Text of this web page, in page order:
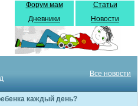
Форум мам
Дневники
Статьи
Новости
Все новости
каждый день?